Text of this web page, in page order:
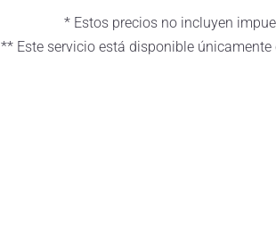
* Estos precios no incluyen
** Este servicio está disponible